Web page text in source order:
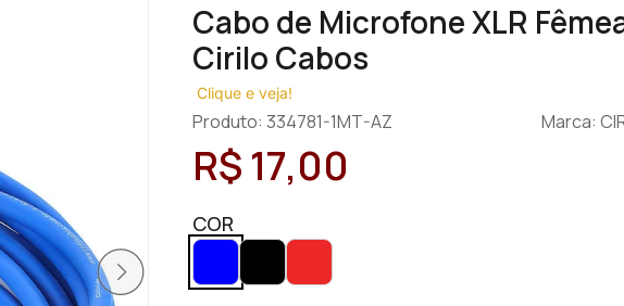
Cabo de Microfone XLR
Cirilo Cabos
Clique e veja!
Produto: 334781-1MT-AZ Marca:
R$ 17,00
COR